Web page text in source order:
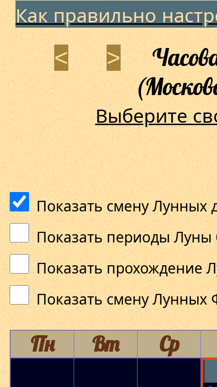
Как правильно
< >
Выберите
Показать смену Лунных
Показать периоды Луны
Показать прохождение
Показать смену Лунных
Пн Вт Ср